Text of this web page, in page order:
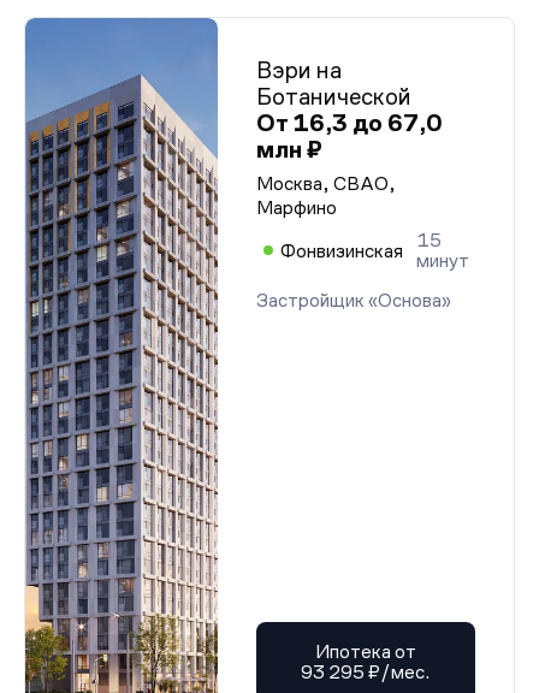
Вэри на
Ботанической
От 16,3 до 67,0
млн ₽
Москва, СВАО,
Марфино
Фонвизинская
15
минут
Застройщик «Основа»
Ипотека от
93 295 ₽/мес.